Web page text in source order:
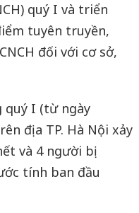
quý I và triển
tuyên truyền,
đối với cơ sở,
quý I (từ ngày
địa TP. Hà Nội xảy
và 4 người bị
tính ban đầu